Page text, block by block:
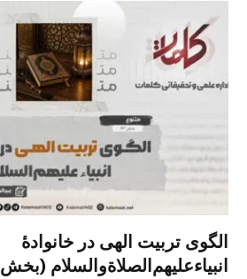
الگوی تربیت الهی در خانوادۀ
انبیاءعلیهم‌الصلاةو‌السلام (بخش ۱۱۳)